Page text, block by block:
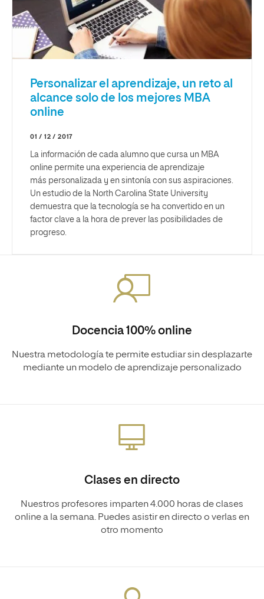
Personalizar el aprendizaje, un reto al
alcance solo de los mejores MBA
online
01 / 12 / 2017
La información de cada alumno que cursa un MBA
online permite una experiencia de aprendizaje
más personalizada y en sintonía con sus aspiraciones.
Un estudio de la North Carolina State University
demuestra que la tecnología se ha convertido en un
factor clave a la hora de prever las posibilidades de
progreso.
Docencia 100% online
Nuestra metodología te permite estudiar sin desplazarte
mediante un modelo de aprendizaje personalizado
Clases en directo
Nuestros profesores imparten 4.000 horas de clases
online a la semana. Puedes asistir en directo o verlas en
otro momento